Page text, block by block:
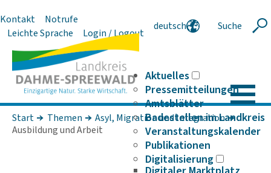
Kontakt
Notrufe
Leichte Sprache
Login / Logout
deutsch
Suche
Aktuelles
Pressemitteilungen
Amtsblätter
Badestellen im Landkreis
Veranstaltungskalender
Publikationen
Digitalisierung
Start Themen
Asyl, Migration und Integration
Ausbildung und Arbeit